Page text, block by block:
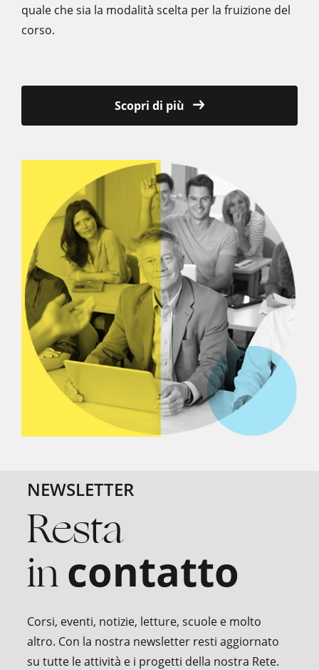
quale che sia la modalità scelta per la fruizione del
corso.
Scopri di più
NEWSLETTER
Resta
incontatto
Corsi, eventi, notizie, letture, scuole e molto
altro. Con la nostra newsletter resti aggiornato
su tutte le attività e i progetti della nostra Rete.